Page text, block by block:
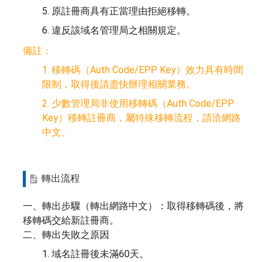
5. 原註冊商具有正當理由拒絕移轉。
6. 違反該域名管理局之相關規定。
備註：
1. 移轉碼（Auth Code/EPP Key）效力具有時間
限制，取得後請盡快辦理相關業務。
2. 少數管理局非使用移轉碼（Auth Code/EPP
Key）移轉註冊商，屬特殊移轉流程，請洽網路
中文。
轉出流程
一、轉出步驟（轉出網路中文）：取得移轉碼後，將
移轉碼交給新註冊商。
二、轉出失敗之原因
1. 域名註冊後未滿60天。